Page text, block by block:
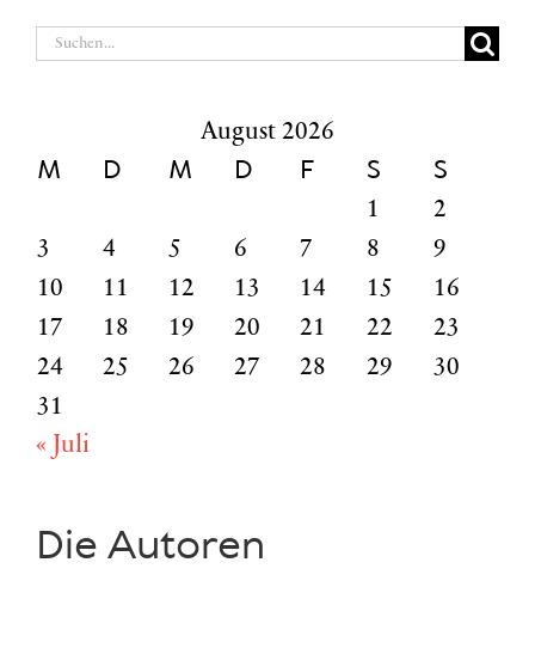
Suche
August 2026
M D M D F S S
1
2
3
4 5 6 7 8
9
10
11 12 13 14 15
16
17
18 19 20 21 22
23
24
25 26 27 28 29
30
31
« Juli
Die Autoren